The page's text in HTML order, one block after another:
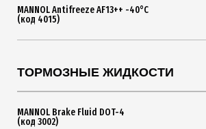
MANNOL Antifreeze AF13++ -40°C
(код 4015)
ТОРМОЗНЫЕ ЖИДКОСТИ
MANNOL Brake Fluid DOT-4
(код 3002)